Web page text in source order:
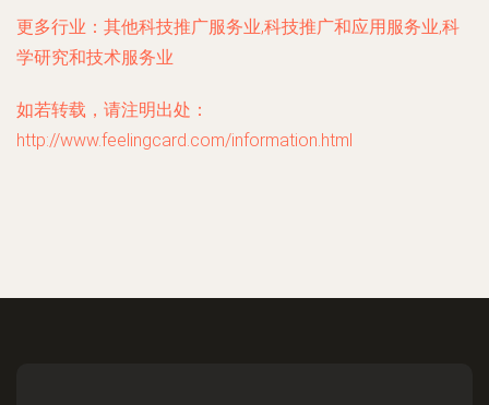
更多行业： 其他科技推广服务业,科技推广和应用服务业,科
学研究和技术服务业
如若转载，请注明出处：
http://www.feelingcard.com/information.html